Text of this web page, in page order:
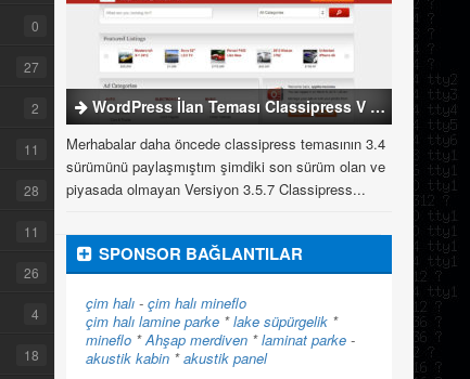
0
27
2
11
28
11
26
4
18
WordPress İlan Teması Classipress V 3.5.7
Merhabalar daha öncede classipress temasının 3.4
sürümünü paylaşmıştım şimdiki son sürüm olan ve
piyasada olmayan Versiyon 3.5.7 Classipress...
SPONSOR BAĞLANTILAR
çim halı - çim halı mineflo
çim halı lamine parke *lake süpürgelik *
mineflo *Ahşap merdiven *laminat parke -
akustik kabin *akustik panel